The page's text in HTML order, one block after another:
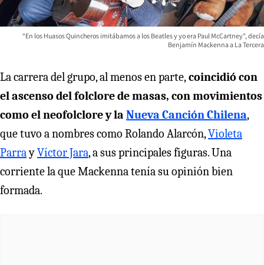
“En los Huasos Quincheros imitábamos a los Beatles y yo era Paul McCartney", decía
Benjamín Mackenna a La Tercera
La carrera del grupo, al menos enparte,coincidió con
el ascenso del folclore de masas, con movimientos
como el neofolclore y la Nueva Canción Chilena,
que tuvo a nombres como Rolando Alarcón,Violeta
ParrayVíctor Jara, a sus principales figuras. Una
corriente la que Mackenna tenía su opinión bien
formada.